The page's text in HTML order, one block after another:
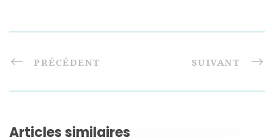
PRÉCÉDENT SUIVANT
Articles similaires